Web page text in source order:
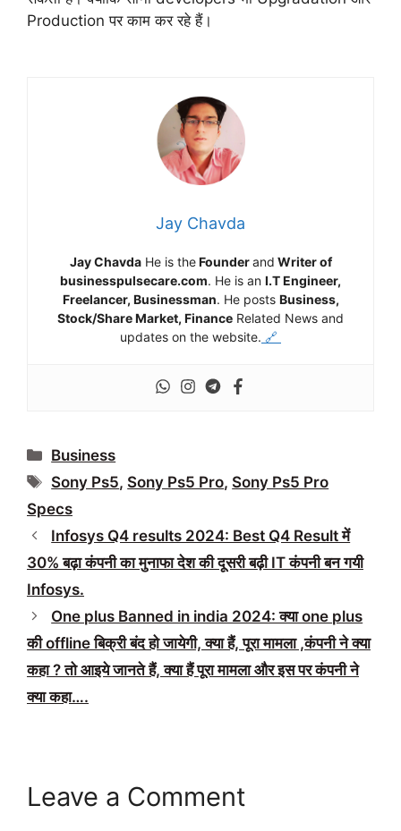
Production पर काम कर रहे हैं।
Jay Chavda
Jay ChavdaHe is theFounderand Writer of
businesspulsecare.com. He is an I.T Engineer,
Freelancer, Businessman. He posts Business,
Stock/Share Market, Finance Related News and
updates on the website. 🔗
Categories
Business
Tags
Sony Ps5,Sony Ps5 Pro,Sony Ps5 Pro
Specs
Infosys Q4 results 2024: Best Q4 Result में
30% बढ़ा कंपनी का मुनाफा देश की दूसरी बढ़ी IT कंपनी बन गयी
Infosys.
One plus Banned in india 2024: क्या one plus
की offline बिक्री बंद हो जायेगी, क्या हैं, पूरा मामला ,कंपनी ने क्या
कहा ? तो आइये जानते हैं, क्या हैं पूरा मामला और इस पर कंपनी ने
क्या कहा….
Leave a Comment